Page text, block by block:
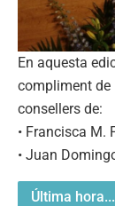
En aquesta
compliment de
consellers de:
• Francisca M.
• Juan
Última hora...